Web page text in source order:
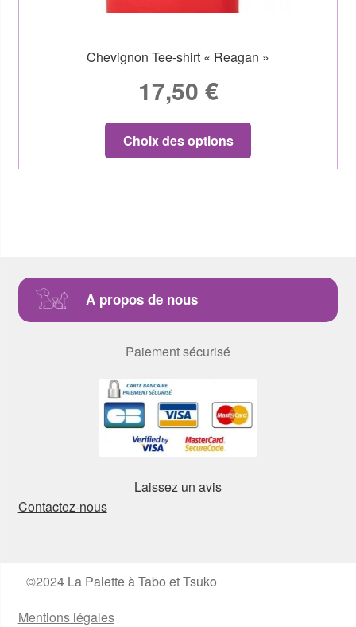
Chevignon Tee-shirt « Reagan »
17,50 €
Choix des options
A propos de nous
Paiement sécurisé
Laissez un avis
Contactez-nous
©2024 La Palette à Tabo et Tsuko
Mentions légales